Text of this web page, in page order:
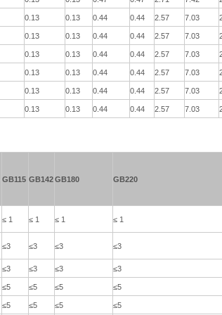
0.13 0.13 0.44 0.44 2.57 7.03
0.13 0.13 0.44 0.44 2.57 7.03
0.13 0.13 0.44 0.44 2.57 7.03
0.13 0.13 0.44 0.44 2.57 7.03
0.13 0.13 0.44 0.44 2.57 7.03
0.13 0.13 0.44 0.44 2.57 7.03
GB115 GB142GB180 GB220
≤ 1 ≤ 1 ≤ 1 ≤ 1
≤3 ≤3 ≤3 ≤3
≤3 ≤3 ≤3 ≤3
≤5 ≤5 ≤5 ≤5
≤5 ≤5 ≤5 ≤5